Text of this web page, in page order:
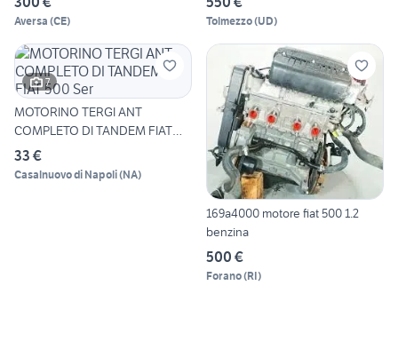
Aversa (CE) Tolmezzo(UD)
7
MOTORINO TERGI ANT
COMPLETO DI TANDEM FIAT
500 Ser
33 €
Casalnuovo di Napoli(NA)
169a4000 motore fiat 500 1.2
benzina
500 €
Forano(RI)